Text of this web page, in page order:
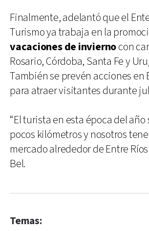
Finalmente, adelantó que el
Turismo ya trabaja en la
vacaciones de inviernocon
Rosario, Córdoba, Santa Fe y
También se prevén acciones en
para atraer visitantes durante
“El turista en esta época del año
pocos kilómetros y nosotros
mercado alrededor de Entre
Bel.
Temas: